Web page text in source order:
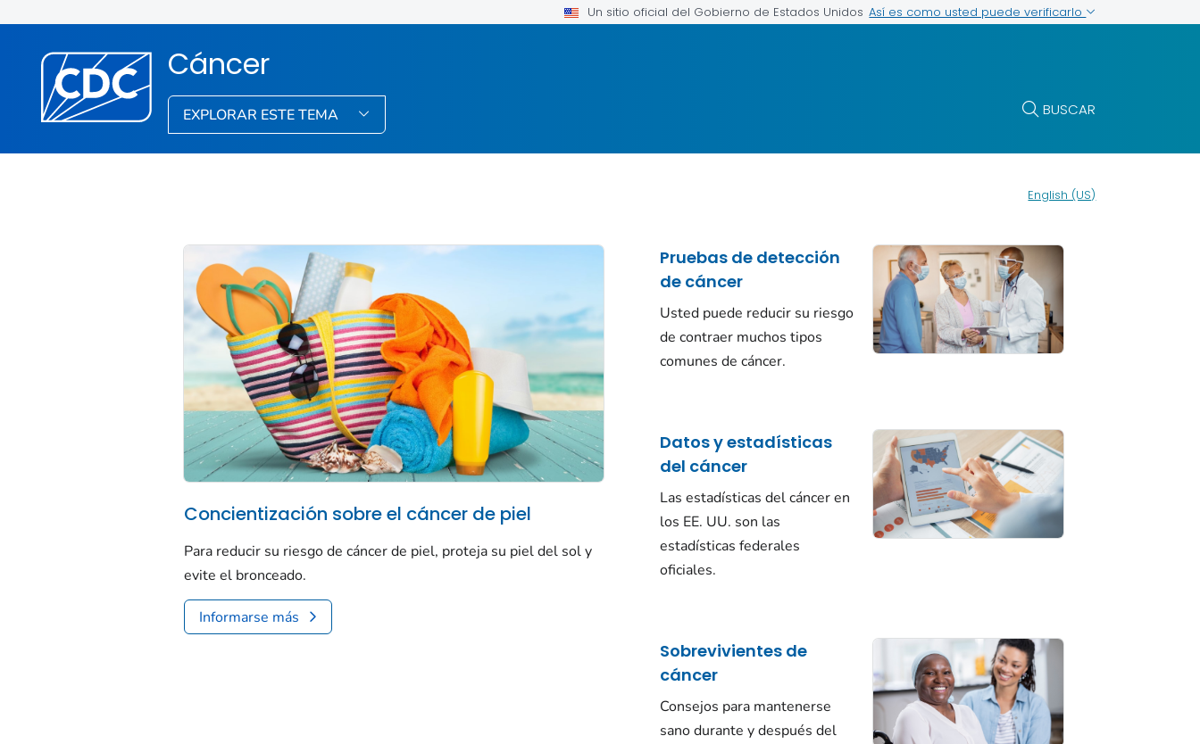
Un sitio oficial del Gobierno de Estados Unidos Así es como usted puede verificarlo
Cáncer
EXPLORAR ESTE TEMA BUSCAR
English (US)
Concientización sobre el cáncer de piel
Para reducir su riesgo de cáncer de piel, proteja su piel del sol y
evite el bronceado.
Informarse más
Pruebas de detección
de cáncer
Usted puede reducir su riesgo
de contraer muchos tipos
comunes de cáncer.
Datos y estadísticas
del cáncer
Las estadísticas del cáncer en
los EE. UU. son las
estadísticas federales
oficiales.
Sobrevivientes de
cáncer
Consejos para mantenerse
sano durante y después del